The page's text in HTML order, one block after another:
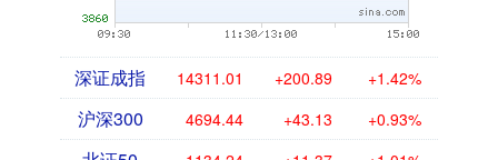
深证成指 14311.01 +200.89 +1.42%
沪深300 4694.44 +43.13 +0.93%